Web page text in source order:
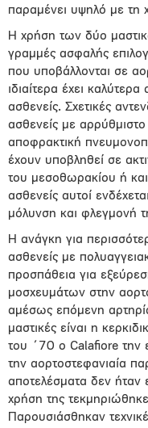
παραμένει υψηλό με τη
Η χρήση των δύο
γραμμές ασφαλής
που υποβάλλονται σε
ιδιαίτερα έχει
ασθενείς. Σχετικές
ασθενείς με
αποφρακτική
έχουν υποβληθεί σε
του μεσοθωρακίου ή
ασθενείς αυτοί
μόλυνση και φλεγμονή
Η ανάγκη για
ασθενείς με
προσπάθεια για
μοσχευμάτων στην
αμέσως επόμενη
μαστικές είναι η
του ΄70 ο Calafiore την
την αορτοστεφανιαία
αποτελέσματα δεν ήταν
χρήση της
Παρουσιάσθηκαν